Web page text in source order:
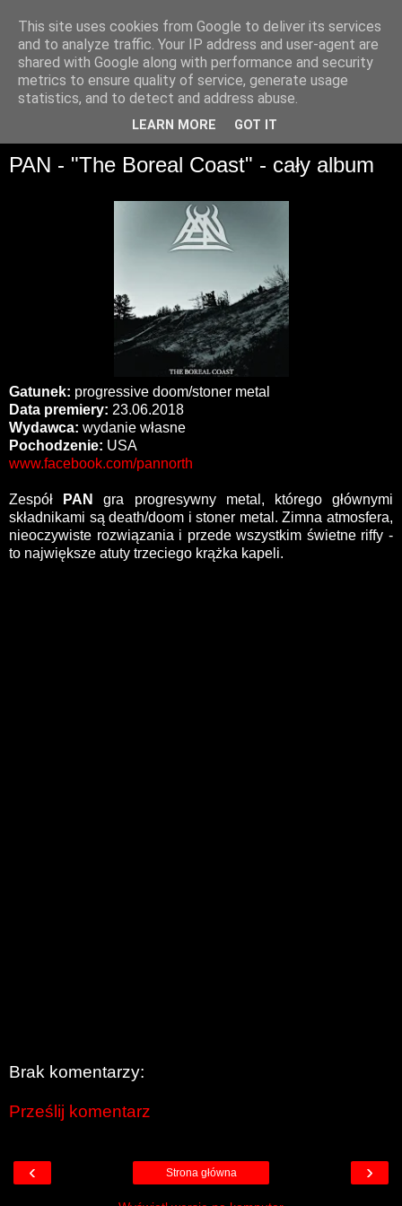
PAN - "The Boreal Coast" - cały album
Gatunek: progressive doom/stoner metal
Data premiery: 23.06.2018
Wydawca: wydanie własne
Pochodzenie: USA
www.facebook.com/pannorth
Zespół PANgra progresywny metal, którego głównymi
składnikami są death/doom i stoner metal. Zimna atmosfera,
nieoczywiste rozwiązania i przede wszystkim świetne riffy -
to największe atuty trzeciego krążka kapeli.
Brak komentarzy:
Prześlij komentarz
‹ ›
Strona główna
This site uses cookies from Google to deliver its services
and to analyze traffic. Your IP address and user-agent are
shared with Google along with performance and security
metrics to ensure quality of service, generate usage
statistics, and to detect and address abuse.
LEARN MORE GOT IT